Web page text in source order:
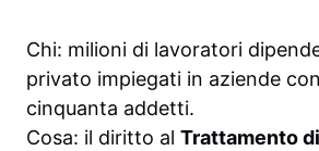
Chi: milioni di lavoratori
privato impiegati in aziende
cinquanta addetti.
Cosa: il diritto al Trattamento